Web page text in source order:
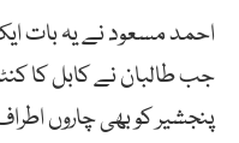
احمد مسعود نے یہ بات
جب طالبان نے کابل کا
پنجشیر کو بھی چاروں